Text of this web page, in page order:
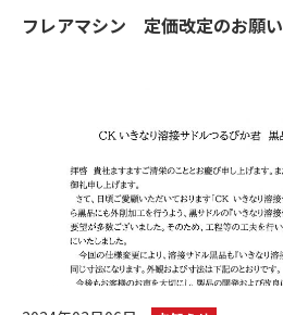
フレアマシン 定価改定のお願い